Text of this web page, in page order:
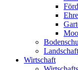
Wirtschaft